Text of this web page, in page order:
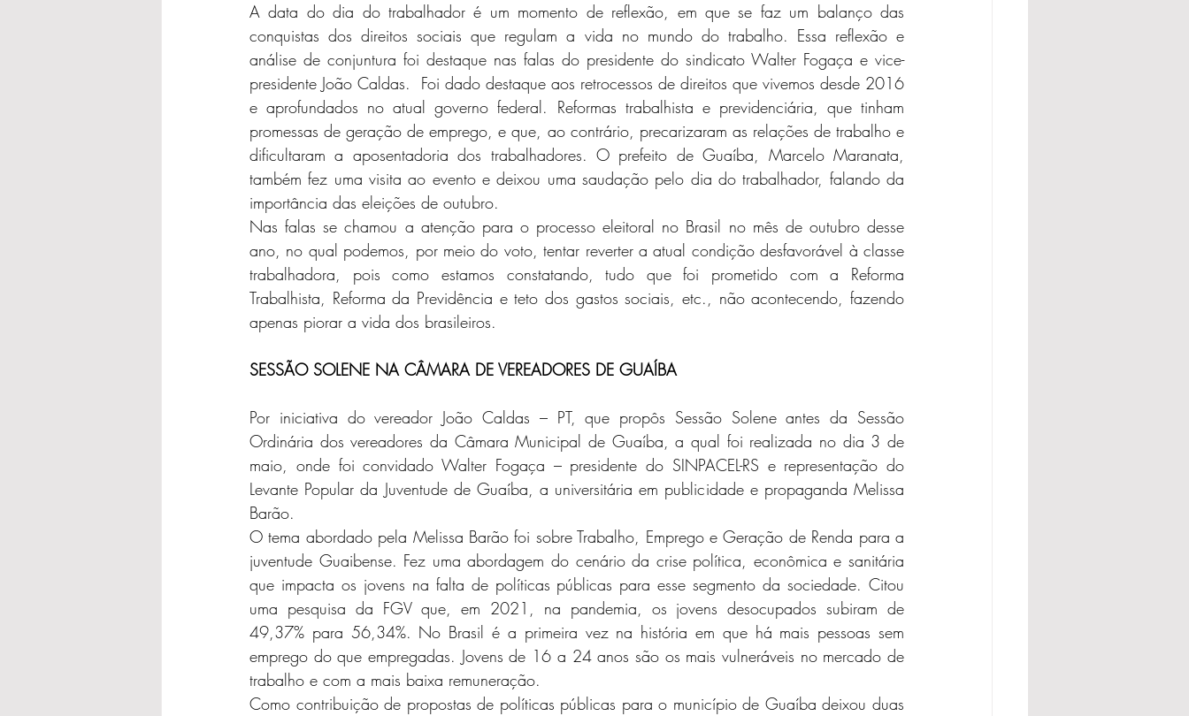
A data do dia do trabalhador é um momento de reflexão, em que se faz um balanço das
conquistas dos direitos sociais que regulam a vida no mundo do trabalho. Essa reflexão e
análise de conjuntura foi destaque nas falas do presidente do sindicato Walter Fogaça e vice-
presidente João Caldas.  Foi dado destaque aos retrocessos de direitos que vivemos desde 2016
e aprofundados no atual governo federal. Reformas trabalhista e previdenciária, que tinham
promessas de geração de emprego, e que, ao contrário, precarizaram as relações de trabalho e
dificultaram a aposentadoria dos trabalhadores. O prefeito de Guaíba, Marcelo Maranata,
também fez uma visita ao evento e deixou uma saudação pelo dia do trabalhador, falando da
importância das eleições de outubro.
Nas falas se chamou a atenção para o processo eleitoral no Brasil no mês de outubro desse
ano, no qual podemos, por meio do voto, tentar reverter a atual condição desfavorável à classe
trabalhadora, pois como estamos constatando, tudo que foi prometido com a Reforma
Trabalhista, Reforma da Previdência e teto dos gastos sociais, etc., não acontecendo, fazendo
apenas piorar a vida dos brasileiros.
SESSÃO SOLENE NA CÂMARA DE VEREADORES DE GUAÍBA
Por iniciativa do vereador João Caldas – PT, que propôs Sessão Solene antes da Sessão
Ordinária dos vereadores da Câmara Municipal de Guaíba, a qual foi realizada no dia 3 de
maio, onde foi convidado Walter Fogaça – presidente do SINPACEL-RS e representação do
Levante Popular da Juventude de Guaíba, a universitária em publicidade e propaganda Melissa
Barão.
O tema abordado pela Melissa Barão foi sobre Trabalho, Emprego e Geração de Renda para a
juventude Guaibense. Fez uma abordagem do cenário da crise política, econômica e sanitária
que impacta os jovens na falta de políticas públicas para esse segmento da sociedade. Citou
uma pesquisa da FGV que, em 2021, na pandemia, os jovens desocupados subiram de
49,37% para 56,34%. No Brasil é a primeira vez na história em que há mais pessoas sem
emprego do que empregadas. Jovens de 16 a 24 anos são os mais vulneráveis no mercado de
trabalho e com a mais baixa remuneração.
Como contribuição de propostas de políticas públicas para o município de Guaíba deixou duas